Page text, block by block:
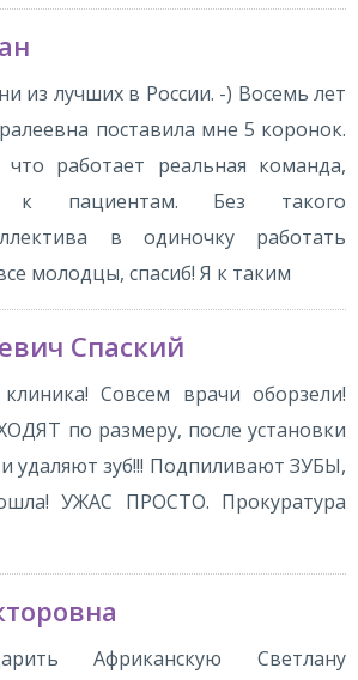
из лучших в России. -) Восемь лет
поставила мне 5 коронок.
работает реальная команда,
к пациентам. Без такого
в одиночку работать
молодцы, спасиб! Я к таким
Спаский
Совсем врачи оборзели!
по размеру, после установки
и удаляют зуб!!! Подпиливают ЗУБЫ,
УЖАС ПРОСТО. Прокуратура
Африканскую Светлану